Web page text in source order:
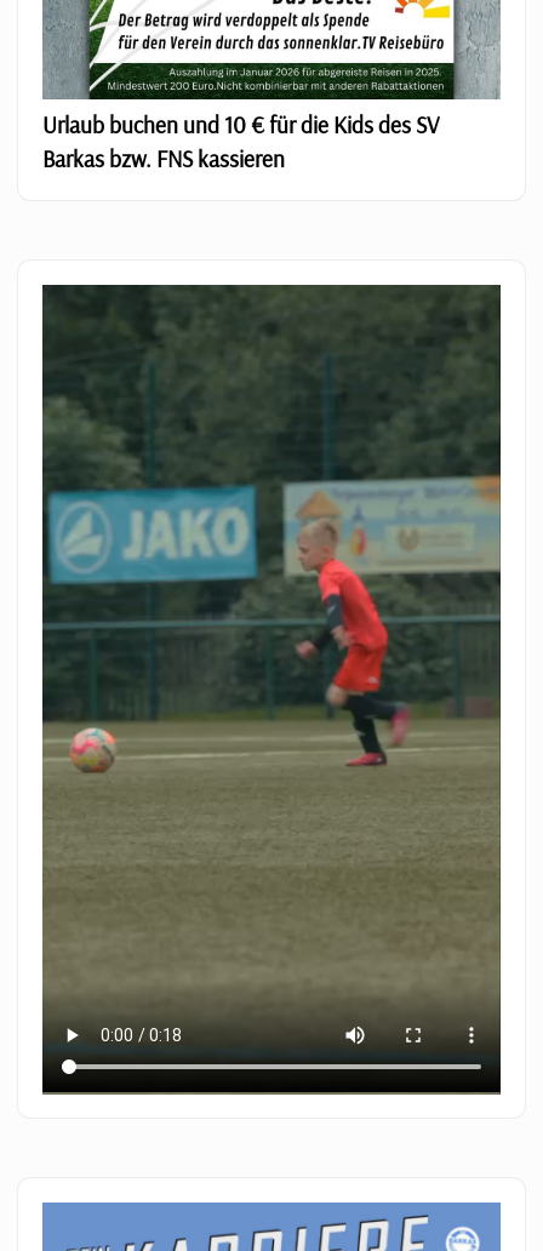
Urlaub buchen und 10 € für die Kids des SV
Barkas bzw. FNS kassieren